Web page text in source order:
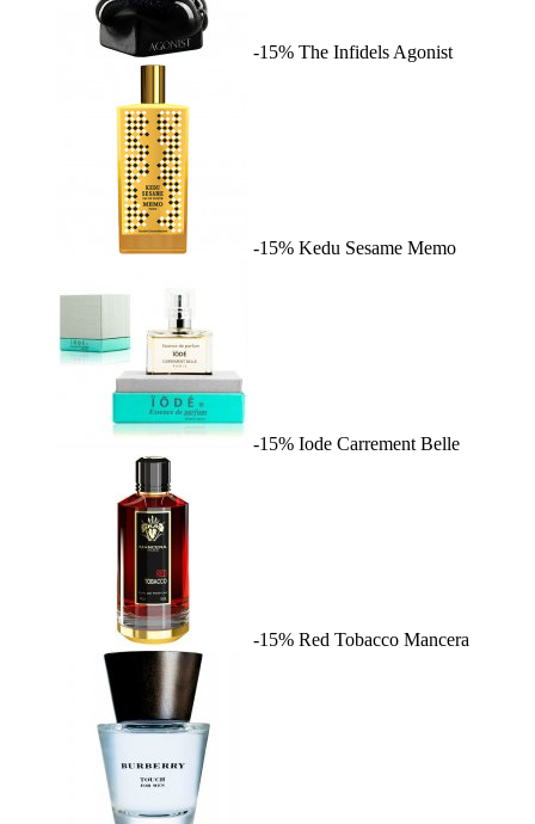
-15% The Infidels Agonist
-15% Kedu Sesame Memo
-15% Iode Carrement Belle
-15% Red Tobacco Mancera